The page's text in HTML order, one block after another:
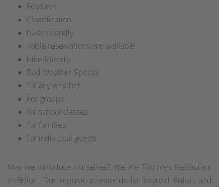
Features
Classification
hiker-friendly
Table reservations are available
bike-friendly
Bad Weather Special
for any weather
For groups
for school classes
for families
for individual guests
May we introduce ourselves? We are Tommy’s Restaurant
in Brilon. Our reputation extends far beyond Brilon, and